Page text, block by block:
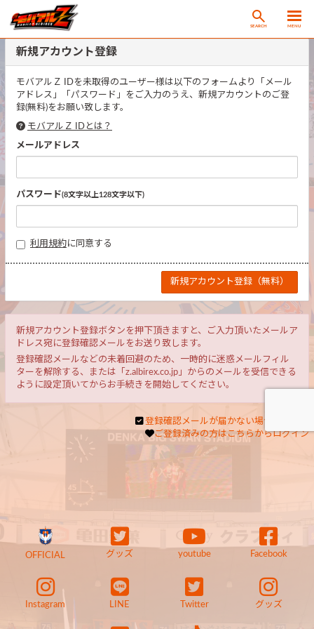
SEARCH MENU
新規アカウント登録
モバアルＺ IDを未取得のユーザー様は以下のフォームより「メール
アドレス」「パスワード」をご入力のうえ、新規アカウントのご登
録(無料)をお願い致します。
モバアルＺ IDとは？
メールアドレス
パスワード(8文字以上128文字以下)
利用規約に同意する
新規アカウント登録ボタンを押下頂きますと、ご入力頂いたメールア
ドレス宛に登録確認メールをお送り致します。
登録確認メールなどの未着回避のため、一時的に迷惑メールフィル
ターを解除する、または「z.albirex.co.jp」からのメールを受信できる
ように設定頂いてからお手続きを開始してください。
登録確認メールが届かない場合はこちら
ご登録済みの方はこちらからログイン
OFFICIAL グッズ youtube Facebook
Instagram LINE Twitter グッズ